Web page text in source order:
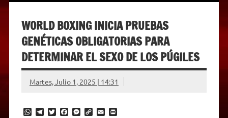
WORLD BOXING INICIA PRUEBAS
GENÉTICAS OBLIGATORIAS PARA
DETERMINAR EL SEXO DE LOS PÚGILES
Martes, Julio 1, 2025 | 14:31
W T
T
F
M C
E
P